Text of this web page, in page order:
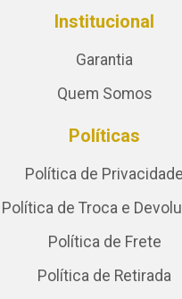
Institucional
Garantia
Quem Somos
Políticas
Política de Privacidade
Política de Troca e
Política de Frete
Política de Retirada